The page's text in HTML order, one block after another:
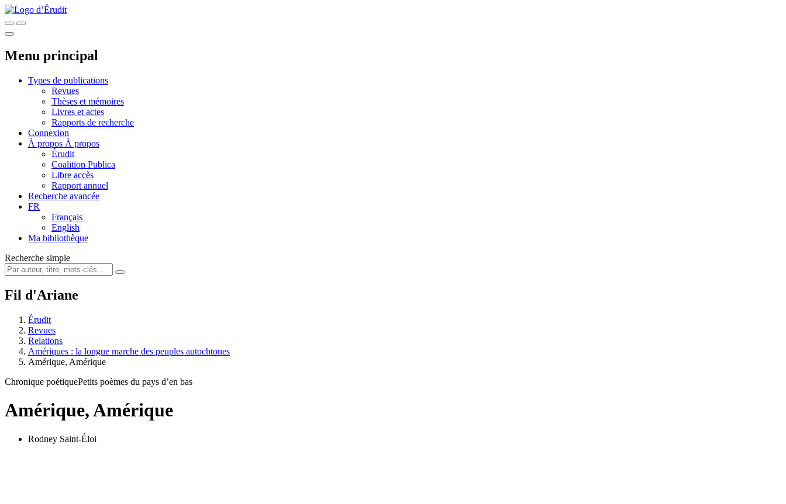
Menu principal
Types de publications
Revues
Thèses et mémoires
Livres et actes
Rapports de recherche
Connexion
À propos À propos
Érudit
Coalition Publica
Libre accès
Rapport annuel
Recherche avancée
FR
Français
English
Ma bibliothèque
Recherche simple
Fil d'Ariane
Érudit
Revues
Relations
Amériques : la longue marche des peuples autochtones
Amérique, Amérique
Chronique poétiquePetits poèmes du pays d’en bas
Amérique, Amérique
Rodney Saint-Éloi